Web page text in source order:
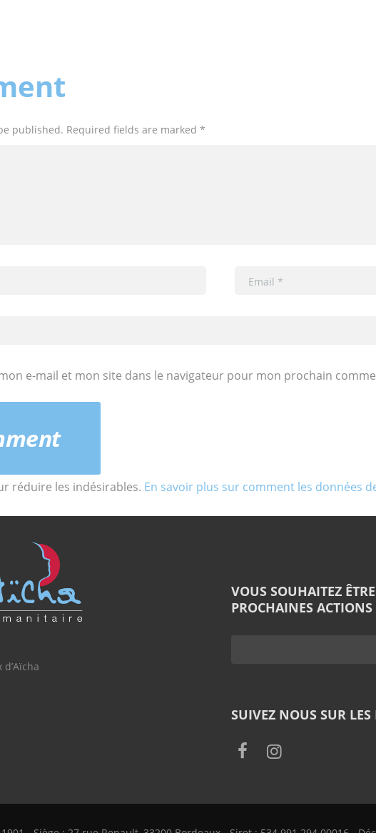
published. Required fields are marked *
e-mail et mon site dans le navigateur pour mon prochain
réduire les indésirables. En savoir plus sur comment les données
VOUS SOUHAITEZ
PROCHAINES
SUIVEZ NOUS SUR